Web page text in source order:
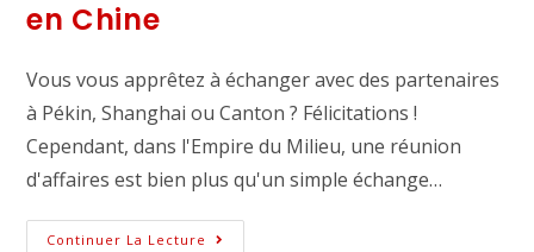
en Chine
Vous vous apprêtez à échanger avec des partenaires
à Pékin, Shanghai ou Canton ? Félicitations !
Cependant, dans l'Empire du Milieu, une réunion
d'affaires est bien plus qu'un simple échange…
Continuer La Lecture